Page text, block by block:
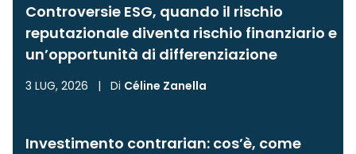
Controversie ESG, quando il rischio
reputazionale diventa rischio finanziario e
un’opportunità di differenziazione
3 LUG, 2026 | Di Céline Zanella
Investimento contrarian: cos’è, come